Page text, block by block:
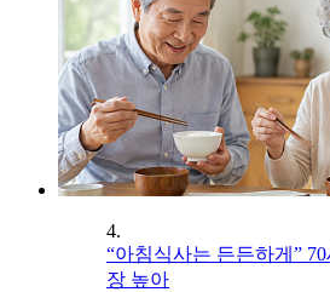
4.
“아침식사는 든든하게”
장 높아